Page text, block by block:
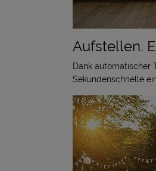
Aufstellen.
Dank automatischer
Sekundenschnelle